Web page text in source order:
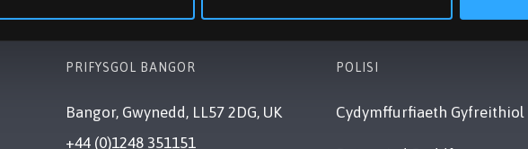
PRIFYSGOL BANGOR
Bangor, Gwynedd, LL57 2DG, UK
+44 (0)1248 351151
POLISI
Cydymffurfiaeth Gyfreithiol